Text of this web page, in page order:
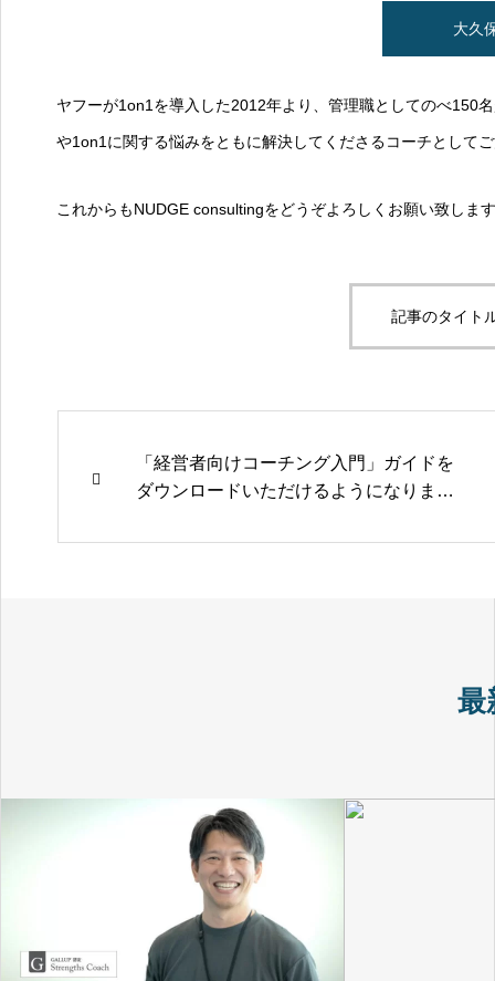
経営をビジネス×メンタルで支える
大久
ヤフーが1on1を導入した2012年より、管理職としてのべ150
や1on1に関する悩みをともに解決してくださるコーチとして
これからもNUDGE consultingをどうぞよろしくお願い致しま
記事のタイト
「経営者向けコーチング入門」ガイドを
ダウンロードいただけるようになりまし
最